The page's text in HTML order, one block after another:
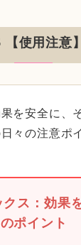
【使用注意】
を安全に、
々の注意ポ
ス：効果
ポイント